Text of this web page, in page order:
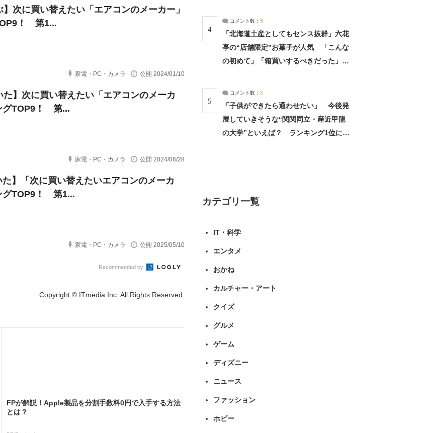
】次に買い替えたい「エアコンのメーカー」
！ 第1...
家電・PC・カメラ 公開 2024/01/10
た】次に買い替えたい「エアコンのメーカ
グTOP9！ 第...
家電・PC・カメラ 公開 2024/06/28
た】「次に買い替えたいエアコンのメーカ
グTOP9！ 第1...
家電・PC・カメラ 公開 2025/05/10
Recommended by
Copyright © ITmedia Inc. All Rights Reserved.
FPが解説！Apple製品を分割手数料0円で入手する方法
とは？
4
コメント数： 5
「北海道土産としてもセンス抜群」六花
亭の“店舗限定”お菓子が人気 「こんな
の初めて」「箱買いするべきだった」
5
コメント数： 3
「子供ができたら通わせたい」 今後発
展していきそうな“関関同立・産近甲龍
の大学”といえば？ ランキング1位に学
カテゴリ一覧
IT・科学
エンタメ
おかね
カルチャー・アート
クイズ
グルメ
ゲーム
ディズニー
ニュース
ファッション
ホビー